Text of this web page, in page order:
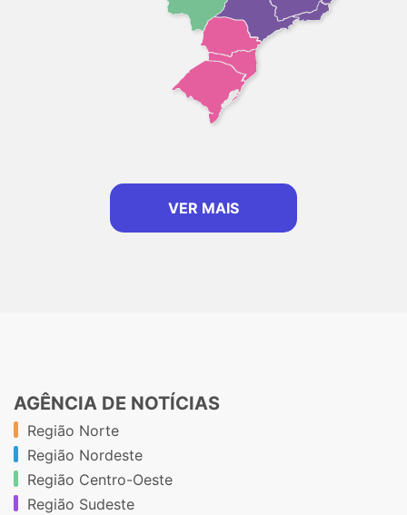
VER MAIS
AGÊNCIA DE NOTÍCIAS
Região Norte
Região Nordeste
Região Centro-Oeste
Região Sudeste